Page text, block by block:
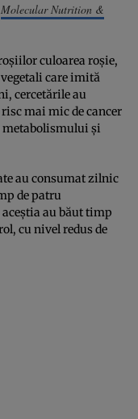
Molecular Nutrition &
culoarea roșie,
care imită
cercetările au
mai mic de cancer
metabolismului și
au consumat zilnic
de patru
au băut timp
cu nivel redus de